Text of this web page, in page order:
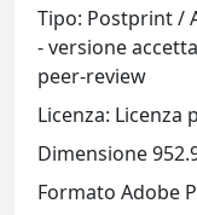
Tipo: Postprint /
- versione
peer-review
Licenza:
Dimensione
Formato Adobe